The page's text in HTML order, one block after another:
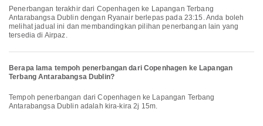
Penerbangan terakhir dari Copenhagen ke Lapangan Terbang
Antarabangsa Dublin dengan Ryanair berlepas pada 23:15. Anda boleh
melihat jadual ini dan membandingkan pilihan penerbangan lain yang
tersedia di Airpaz.
Berapa lama tempoh penerbangan dari Copenhagen ke Lapangan
Terbang Antarabangsa Dublin?
Tempoh penerbangan dari Copenhagen ke Lapangan Terbang
Antarabangsa Dublin adalah kira-kira 2j 15m.